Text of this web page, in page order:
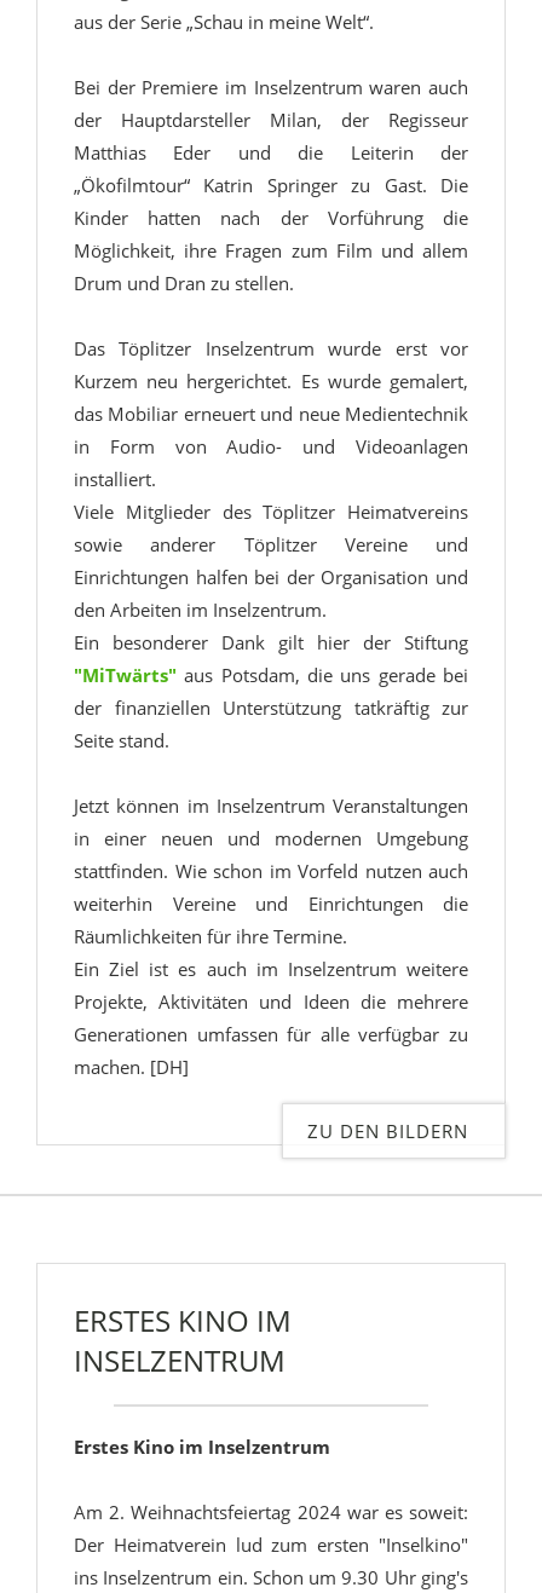
aus der Serie „Schau in meine Welt“.
Bei der Premiere im Inselzentrum waren auch
der Hauptdarsteller Milan, der Regisseur
Matthias Eder und die Leiterin der
„Ökofilmtour“ Katrin Springer zu Gast. Die
Kinder hatten nach der Vorführung die
Möglichkeit, ihre Fragen zum Film und allem
Drum und Dran zu stellen.
Das Töplitzer Inselzentrum wurde erst vor
Kurzem neu hergerichtet. Es wurde gemalert,
das Mobiliar erneuert und neue Medientechnik
in Form von Audio- und Videoanlagen
installiert.
Viele Mitglieder des Töplitzer Heimatvereins
sowie anderer Töplitzer Vereine und
Einrichtungen halfen bei der Organisation und
den Arbeiten im Inselzentrum.
Ein besonderer Dank gilt hier der Stiftung
"MiTwärts" aus Potsdam, die uns gerade bei
der finanziellen Unterstützung tatkräftig zur
Seite stand.
Jetzt können im Inselzentrum Veranstaltungen
in einer neuen und modernen Umgebung
stattfinden. Wie schon im Vorfeld nutzen auch
weiterhin Vereine und Einrichtungen die
Räumlichkeiten für ihre Termine.
Ein Ziel ist es auch im Inselzentrum weitere
Projekte, Aktivitäten und Ideen die mehrere
Generationen umfassen für alle verfügbar zu
machen. [DH]
ZU DEN BILDERN
ERSTES KINO IM
INSELZENTRUM
Erstes Kino im Inselzentrum
Am 2. Weihnachtsfeiertag 2024 war es soweit:
Der Heimatverein lud zum ersten "Inselkino"
ins Inselzentrum ein. Schon um 9.30 Uhr ging's